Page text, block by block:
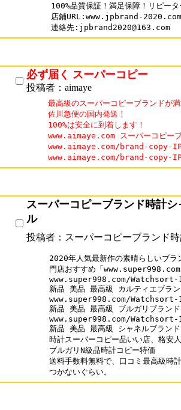
100%品質保証！満足保障！リピー
店鋪URL:www.jpbrand-2020.com
連絡先:jpbrand2020@163.com
必ず届く スーパーコピー
投稿者：aimaye
最高級のスーパーコピーブランドが
佐川急便の国内発送！
100%は安全に到着します！
www.aimaye.com スーパーコピー
www.aimaye.com/brand-copy-
www.aimaye.com/brand-copy-
スーパーコピーブランド時計シ
ル
投稿者：スーパーコピーブランド
2020年人気最新作の素晴らしいブ
門店おすすめ「
www.super998.com/
新品 美品 最高級 カルティエブラン
www.super998.com/
新品 美品 最高級 ブルガリブランド
www.super998.com/
新品 美品 最高級 シャネルブランド
時計スーパーコピー品いい店、格安
ブルガリN級品時計コピー特価
送料手数料無料で、口コミ最高級時
つかないぐらい。